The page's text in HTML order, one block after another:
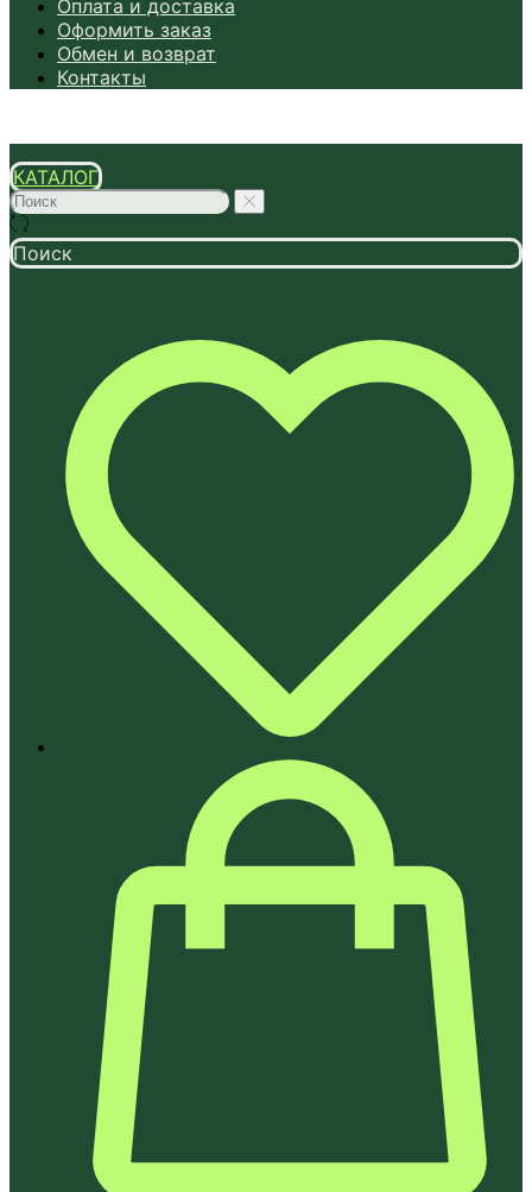
Оплата и доставка
Оформить заказ
Обмен и возврат
Контакты
КАТАЛОГ
Поиск